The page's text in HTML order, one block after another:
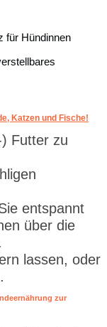
für Hündinnen
Katzen und Fische!
Futter zu
entspannt
über die
lassen, oder
zur